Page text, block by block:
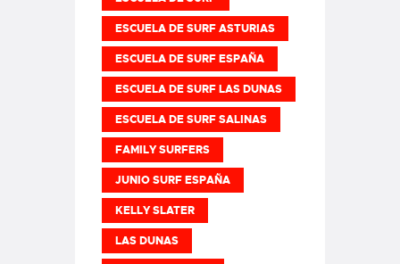
ESCUELA DE SURF ASTURIAS
ESCUELA DE SURF ESPAÑA
ESCUELA DE SURF LAS DUNAS
ESCUELA DE SURF SALINAS
FAMILY SURFERS
JUNIO SURF ESPAÑA
KELLY SLATER
LAS DUNAS